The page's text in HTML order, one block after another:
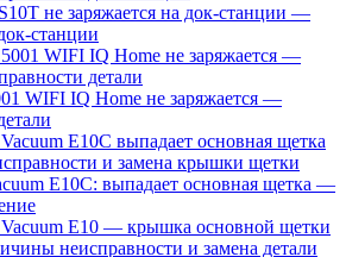
не заряжается на док-станции —
станции
WIFI IQ Home не заряжается —
E10C: выпадает основная щетка —